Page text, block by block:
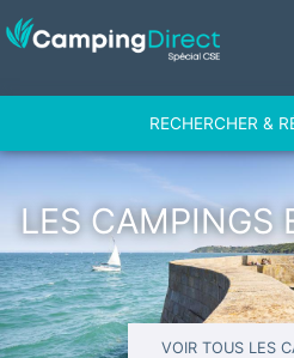
LES CAMPINGS
RECHERCHER &
VOIR TOUS LES